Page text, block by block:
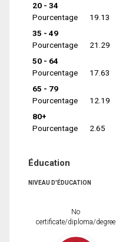
20 - 34
Pourcentage
19.13
35 - 49
Pourcentage
21.29
50 - 64
Pourcentage
17.63
65 - 79
Pourcentage
12.19
80+
Pourcentage
2.65
Éducation
NIVEAU D'ÉDUCATION
No
certificate/diploma/degree